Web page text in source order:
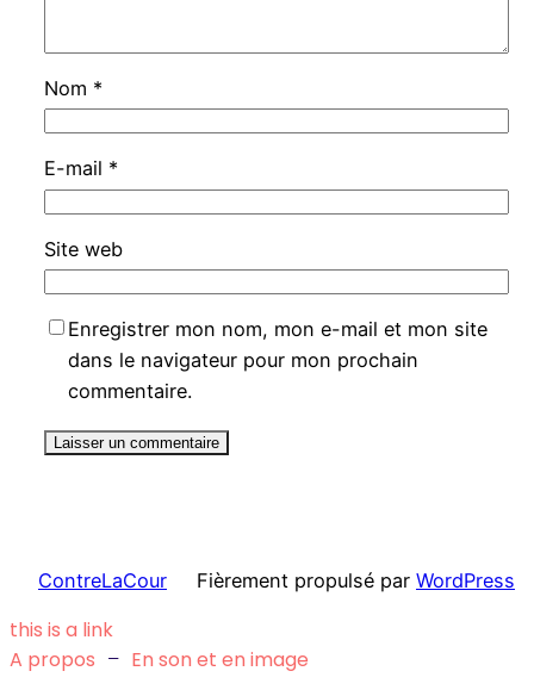
Nom *
E-mail *
Site web
Enregistrer mon nom, mon e-mail et mon site
dans le navigateur pour mon prochain
commentaire.
ContreLaCour Fièrement propulsé par WordPress
this is a link
A propos – En son et en image